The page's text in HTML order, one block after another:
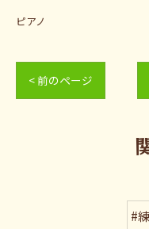
ピアノ
< 前のページ
#